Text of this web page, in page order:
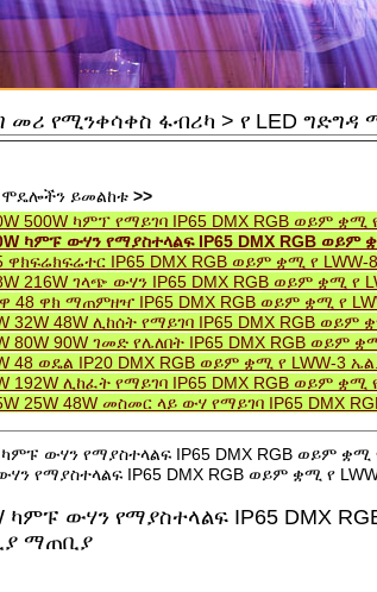
መሪ የሚንቀሳቀስ ፋብሪካ > የ LED ግድግዳ
ይመልከቱ >>
500W ካምፕ የማይገባ IP65 DMX RGB ወይም
ካምፑ ውሃን የማያስተላልፍ IP65 DMX RGB
ዋክፍሬክፍሬተር IP65 DMX RGB ወይም ቋሚ የ
216W ገላጭ ውሃን IP65 DMX RGB ወይም ቋሚ የ
ዋ 48 ዋክ ማጠምዘዣ IP65 DMX RGB ወይም ቋሚ የ
32W 48W ሊከሰት የማይገባ IP65 DMX RGB
80W 90W ገመድ የሌለበት IP65 DMX RGB ወይም
48 ወዴል IP20 DMX RGB ወይም ቋሚ የ LWW-3
192W ሊከፈት የማይገባ IP65 DMX RGB ወይም ቋሚ
25W 48W መስመር ላይ ውሃ የማይገባ IP65 DMX
ካምፑ ውሃን የማያስተላልፍ IP65 DMX RGB ወይም
የማያስተላልፍ IP65 DMX RGB ወይም ቋሚ የ
ካምፑ ውሃን የማያስተላልፍ IP65 DMX
ማጠቢያ